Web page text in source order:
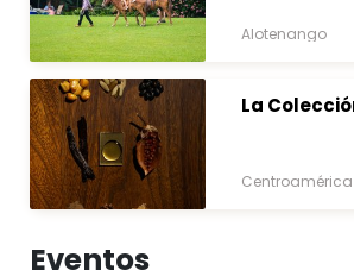
Alotenango
La
Centroamérica
Eventos